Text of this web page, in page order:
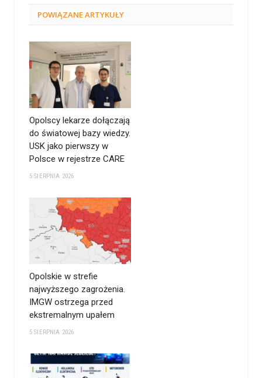
POWIĄZANEARTYKUŁY
Opolscy lekarze dołączają
do światowej bazy wiedzy.
USK jako pierwszy w
Polsce w rejestrze CARE
5 SIERPNIA 2026
Opolskie w strefie
najwyższego zagrożenia.
IMGW ostrzega przed
ekstremalnym upałem
5 SIERPNIA 2026